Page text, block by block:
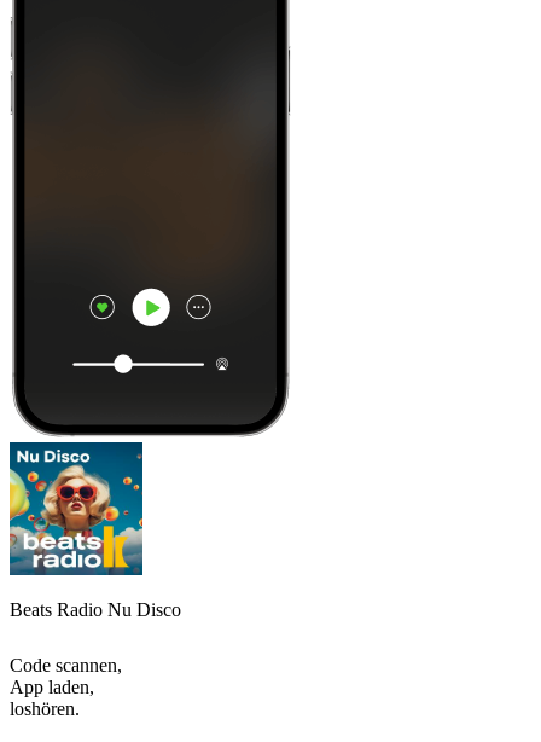
Beats Radio Nu Disco
Code scannen,
App laden,
loshören.